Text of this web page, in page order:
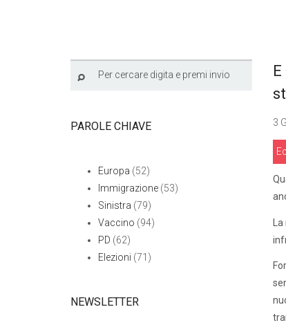
3
La
PAROLE CHIAVE
Europa (52)
Immigrazione (53)
Sinistra (79)
Vaccino (94)
PD (62)
Elezioni (71)
NEWSLETTER